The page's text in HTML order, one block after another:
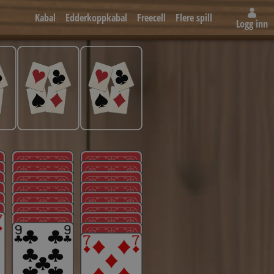
Kabal Edderkoppkabal Freecell Flere spill Logg inn